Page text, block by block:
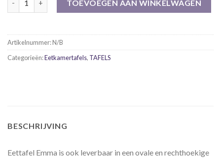
TOEVOEGEN AAN WINKELWAGEN
Artikelnummer:N/B
Categorieën:Eetkamertafels, TAFELS
BESCHRIJVING
Eettafel Emma is ook leverbaar in een ovale en rechthoekige